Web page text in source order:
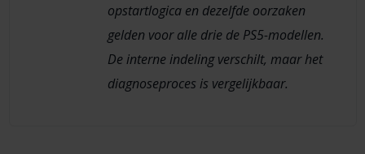
opstartlogica en dezelfde oorzaken
gelden voor alle drie de PS5-modellen.
De interne indeling verschilt, maar het
diagnoseproces is vergelijkbaar.